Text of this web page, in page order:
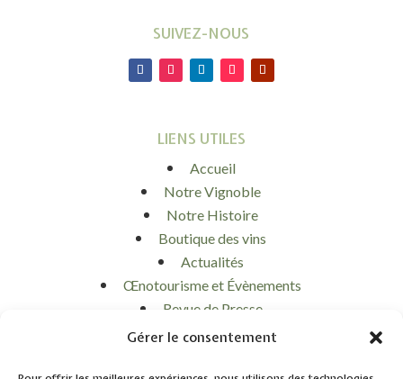
Gérer le consentement
SUIVEZ-NOUS
LIENS UTILES
Accueil
Notre Vignoble
Notre Histoire
Boutique des vins
Actualités
Œnotourisme et Évènements
Revue de Presse
Contact